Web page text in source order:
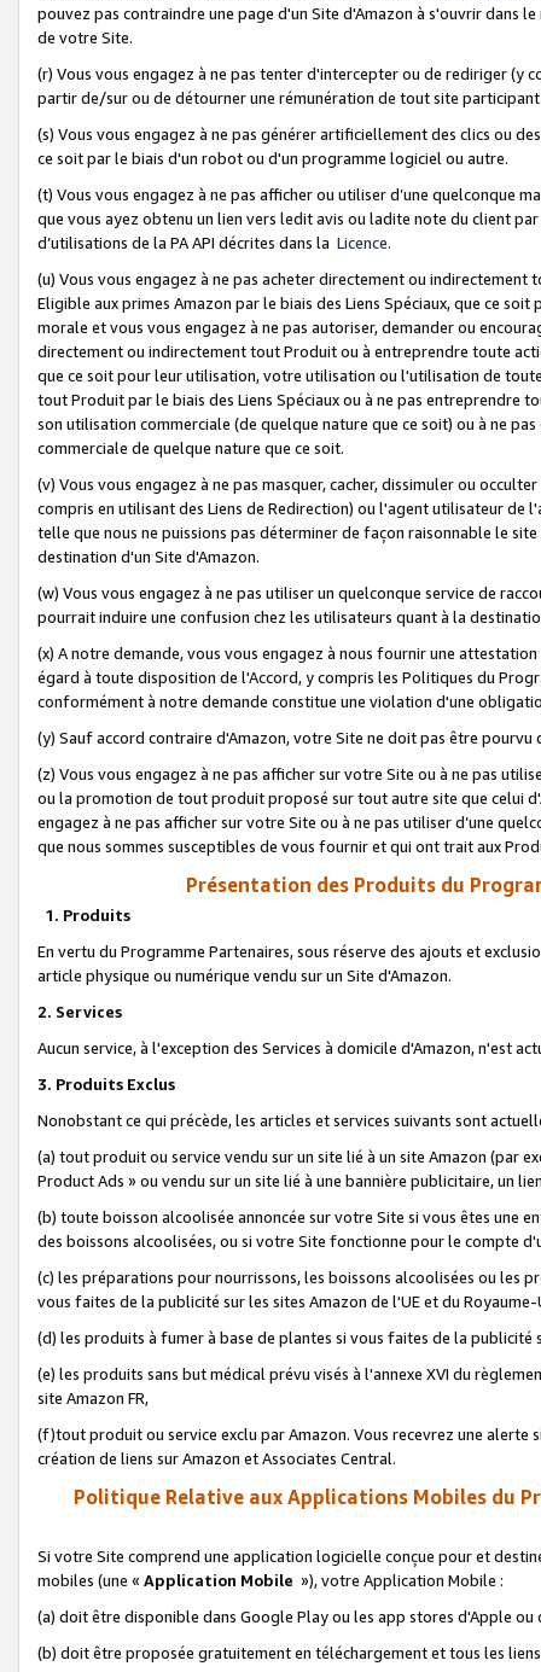
pouvez pas contraindre une page d'un Site d'Amazon à s'ouvrir dans
de votre Site.
(r) Vous vous engagez à ne pas tenter d'intercepter ou de rediriger
partir de/sur ou de détourner une rémunération de tout site
(s) Vous vous engagez à ne pas générer artificiellement des clics ou
ce soit par le biais d'un robot ou d'un programme logiciel ou autre.
(t) Vous vous engagez à ne pas afficher ou utiliser d’une quelconque
que vous ayez obtenu un lien vers ledit avis ou ladite note du client
d’utilisations de la PA API décrites dans la Licence.
(u) Vous vous engagez à ne pas acheter directement ou
Eligible aux primes Amazon par le biais des Liens Spéciaux, que ce
morale et vous vous engagez à ne pas autoriser, demander ou
directement ou indirectement tout Produit ou à entreprendre toute
que ce soit pour leur utilisation, votre utilisation ou l'utilisation de
tout Produit par le biais des Liens Spéciaux ou à ne pas entreprendre
son utilisation commerciale (de quelque nature que ce soit) ou à ne
commerciale de quelque nature que ce soit.
(v) Vous vous engagez à ne pas masquer, cacher, dissimuler ou
compris en utilisant des Liens de Redirection) ou l'agent utilisateur
telle que nous ne puissions pas déterminer de façon raisonnable le
destination d'un Site d'Amazon.
(w) Vous vous engagez à ne pas utiliser un quelconque service de
pourrait induire une confusion chez les utilisateurs quant à la
(x) A notre demande, vous vous engagez à nous fournir une
égard à toute disposition de l'Accord, y compris les Politiques du
conformément à notre demande constitue une violation d'une
(y) Sauf accord contraire d'Amazon, votre Site ne doit pas être
(z) Vous vous engagez à ne pas afficher sur votre Site ou à ne pas
ou la promotion de tout produit proposé sur tout autre site que celui
engagez à ne pas afficher sur votre Site ou à ne pas utiliser d’une
que nous sommes susceptibles de vous fournir et qui ont trait aux
Présentation des Produits du
1. Produits
En vertu du Programme Partenaires, sous réserve des ajouts et
article physique ou numérique vendu sur un Site d'Amazon.
2. Services
Aucun service, à l'exception des Services à domicile d'Amazon, n'est
3. Produits Exclus
Nonobstant ce qui précède, les articles et services suivants sont
(a) tout produit ou service vendu sur un site lié à un site Amazon (par
Product Ads » ou vendu sur un site lié à une bannière publicitaire, un
(b) toute boisson alcoolisée annoncée sur votre Site si vous êtes une
des boissons alcoolisées, ou si votre Site fonctionne pour le compte
(c) les préparations pour nourrissons, les boissons alcoolisées ou les
vous faites de la publicité sur les sites Amazon de l'UE et du Royaume-
(d) les produits à fumer à base de plantes si vous faites de la publicité
(e) les produits sans but médical prévu visés à l'annexe XVI du
site Amazon FR,
(f)tout produit ou service exclu par Amazon. Vous recevrez une alerte
création de liens sur Amazon et Associates Central.
Politique Relative aux Applications Mobiles du
Si votre Site comprend une application logicielle conçue pour et
mobiles (une « Application Mobile »), votre Application Mobile :
(a) doit être disponible dans Google Play ou les app stores d'Apple ou
(b) doit être proposée gratuitement en téléchargement et tous les